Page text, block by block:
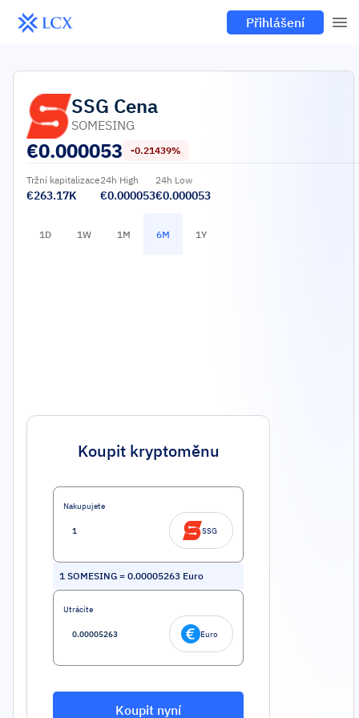
Přihlášení
SSG Cena
SOMESING
€0.000053 -0.21439%
Tržní kapitalizace
€263.17K
24h High
€0.000053
24h Low
€0.000053
1D 1W 1M 6M 1Y
Koupit kryptoměnu
Nakupujete
SSG
1 SOMESING = 0.00005263 Euro
Utrácíte
Euro
Koupit nyní